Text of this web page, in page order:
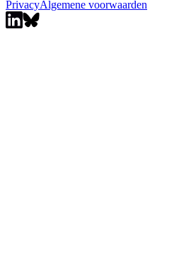
PrivacyAlgemene voorwaarden